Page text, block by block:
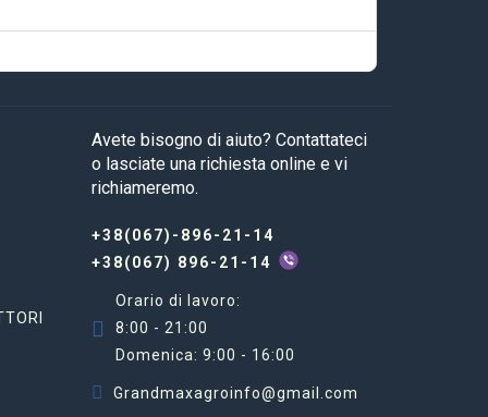
Avete bisogno di aiuto? Contattateci
o lasciate una richiesta online e vi
richiameremo.
+38(067)-896-21-14
+38(067) 896-21-14
Orario di lavoro:
8:00 - 21:00
Domenica: 9:00 - 16:00
Grandmaxagroinfo@gmail.com